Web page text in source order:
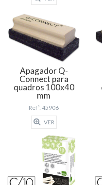
Apagador Q-
Connect para
quadros 100x40
mm
Refª: 45906
VER